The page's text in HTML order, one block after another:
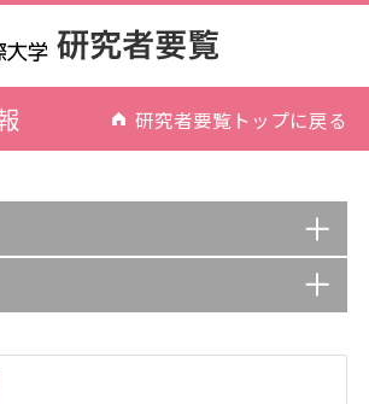
研究者要覧トップに戻る